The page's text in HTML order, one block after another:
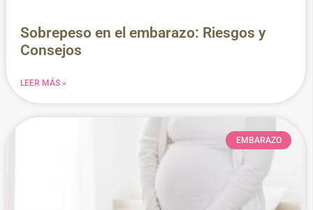
Sobrepeso en el embarazo: Riesgos y
Consejos
LEER MÁS »
EMBARAZO